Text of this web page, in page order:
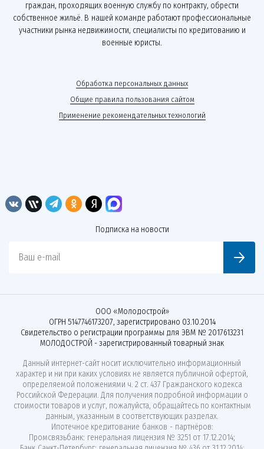
граждан, проходящих военную службу по контракту, обрести
собственное жильё. В нашей команде работают профессиональные
участники рынка недвижимости, специалисты по кредитованию и
военные юристы.
Обработка персональных данных
Общие правила пользования сайтом
Применение рекомендательных технологий
Подписка на новости
Ваш e-mail
ООО «Молодострой»
ОГРН 5147746173207, зарегистрировано 03.10.2014
Свидетельство о регистрации программы для ЭВМ № 2017613231
МОЛОДОСТРОЙ - зарегистрированный товарный знак
Данный интернет-сайт носит исключительно информационный
характер и ни при каких условиях не является публичной офертой,
определяемой положениями ч. 2 ст. 437 Гражданского кодекса
Российской Федерации. Для получения подробной информации о
стоимости товаров и услуг, пожалуйста, обращайтесь по контактным
данным, указанным в соответствующих разделах.
Ипотечное кредитование банков - партнёров:
Промсвязьбанк: генеральная лицензия № 3251 от 17.12.2014;